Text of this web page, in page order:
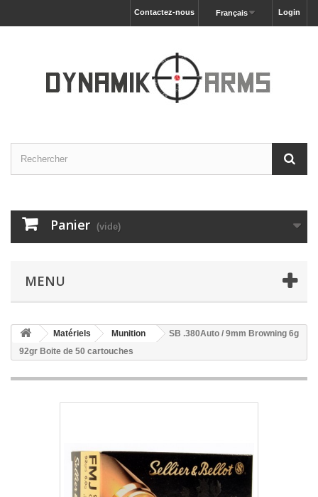
Login
Français
Contactez-nous
Panier (vide)
MENU
Matériels Munition
SB .380Auto / 9mm Browning 6g
92gr Boite de 50 cartouches